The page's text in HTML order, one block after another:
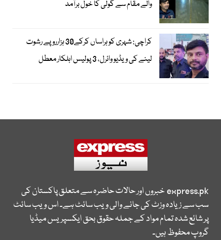
والے مقام سے گولی کا خول برآمد
کراچی: شہری کو ہراساں کرکے30 ہزارروپے رشوت
لینے کی ویڈیو وائرل، 3 پولیس اہلکار معطل
express.pkخبروں اور حالات حاضرہ سے متعلق پاکستان کی
سب سے زیادہ وزٹ کی جانے والی ویب سائٹ ہے۔ اس ویب سائٹ
پر شائع شدہ تمام مواد کے جملہ حقوق بحق ایکسپریس میڈیا
گروپ محفوظ ہیں۔